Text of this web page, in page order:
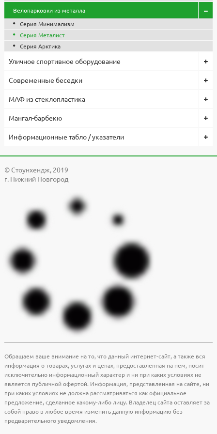
Велопарковки из металла
Серия Минимализм
Серия Металист
Серия Арктика
Уличное спортивное оборудование
Современные беседки
МАФ из стеклопластика
Мангал-барбекю
Информационные табло / указатели
© Cтоунхендж, 2019
г. Нижний Новгород
Обращаем ваше внимание на то, что данный интернет-сайт, а также вся
информация о товарах, услугах и ценах, предоставленная на нём, носит
исключительно информационный характер и ни при каких условиях не
является публичной офертой. Информация, представленная на сайте, ни
при каких условиях не должна рассматриваться как официальное
предложение, сделанное какому-либо лицу. Владелец сайта оставляет за
собой право в любое время изменить данную информацию без
предварительного уведомления.